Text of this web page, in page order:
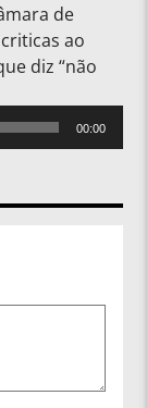
de
ao
diz “não
00:00